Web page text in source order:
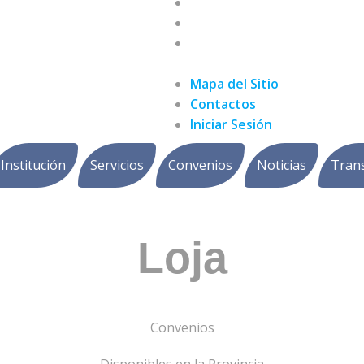
Mapa del Sitio
Contactos
Iniciar Sesión
Institución Servicios Convenios Noticias
Loja
Convenios